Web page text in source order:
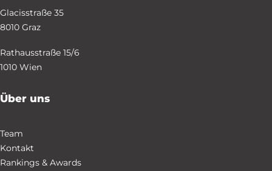
Glacisstraße 35
8010 Graz
Rathausstraße 15/6
1010 Wien
Über uns
Team
Kontakt
Rankings & Awards